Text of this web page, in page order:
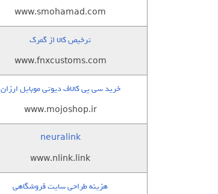
www.smohamad.com
ترخیص کالا از گمرک
www.fnxcustoms.com
خرید سی پی کالاف دیوتی موبایل ارزان
www.mojoshop.ir
neuralink
www.nlink.link
هزینه طراحی سایت فروشگاهی